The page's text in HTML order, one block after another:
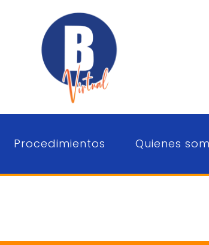
Procedimientos Quienes